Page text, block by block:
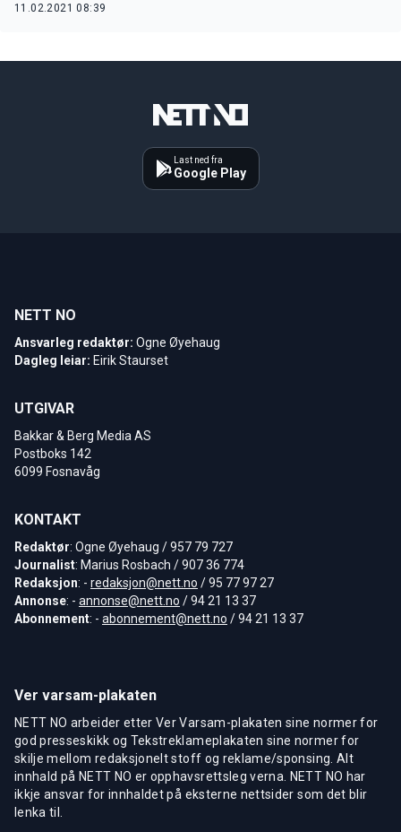
11.02.2021 08:39
Last ned fra
Google Play
NETT NO
Ansvarleg redaktør: Ogne Øyehaug
Dagleg leiar: Eirik Staurset
UTGIVAR
Bakkar & Berg Media AS
Postboks 142
6099 Fosnavåg
KONTAKT
Redaktør: Ogne Øyehaug / 957 79 727
Journalist: Marius Rosbach / 907 36 774
Redaksjon: - redaksjon@nett.no / 95 77 97 27
Annonse: - annonse@nett.no / 94 21 13 37
Abonnement: - abonnement@nett.no / 94 21 13 37
Ver varsam-plakaten
NETT NO arbeider etter Ver Varsam-plakaten sine normer for
god presseskikk og Tekstreklameplakaten sine normer for
skilje mellom redaksjonelt stoff og reklame/sponsing. Alt
innhald på NETT NO er opphavsrettsleg verna. NETT NO har
ikkje ansvar for innhaldet på eksterne nettsider som det blir
lenka til.